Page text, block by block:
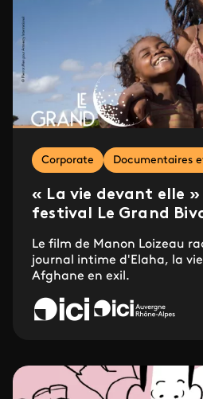
Corporate Documentaires
« La vie devant elle
festival Le Grand
Le film de Manon Loizeau
journal intime d'Elaha, la
Afghane en exil.